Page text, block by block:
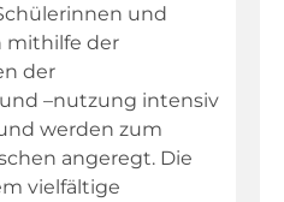
und
mithilfe der
der
–nutzung intensiv
werden zum
angeregt. Die
vielfältige